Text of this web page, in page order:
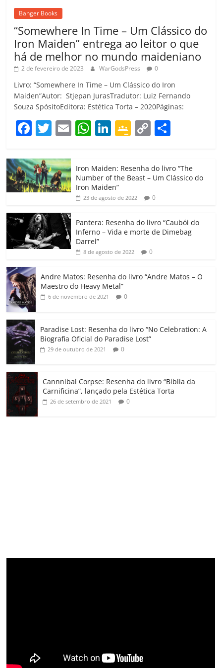
Banger Books
“Somewhere In Time – Um Clássico do
Iron Maiden” entrega ao leitor o que
há de melhor no mundo maideniano
2 de fevereiro de 2023 WarGodsPress 0
Livro: “Somewhere In Time – Um Clássico do Iron
Maiden”Autor: Stjepan JurasTradutor: Luiz Fernando
Souza SpósitoEditora: Estética Torta – 2020Páginas:
F
c
e
b
o
o
k
T
itt
er
E W
at
s
A
p
Li
e
dI
G
gl
e
Cl
a
ss
ro
o
C
p
y
Li
k
m
p
h
ar
Iron Maiden: Resenha do livro “The
Number of the Beast – Um Clássico do
Iron Maiden”
23 de agosto de 2022 0
Pantera: Resenha do livro “Caubói do
Inferno – Vida e morte de Dimebag
Darrel”
8 de agosto de 2022 0
Andre Matos: Resenha do livro “Andre Matos – O
Maestro do Heavy Metal”
6 de novembro de 2021 0
Paradise Lost: Resenha do livro “No Celebration: A
Biografia Oficial do Paradise Lost”
29 de outubro de 2021 0
Cannnibal Corpse: Resenha do livro “Bíblia da
Carnificina”, lançado pela Estética Torta
26 de setembro de 2021 0